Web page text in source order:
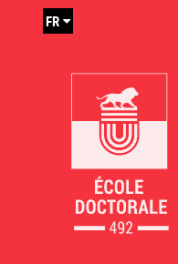
FR